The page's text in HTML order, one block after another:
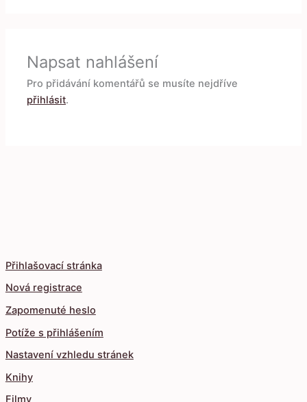
Přihlašovací stránka
Nová registrace
Zapomenuté heslo
Potíže s přihlášením
Nastavení vzhledu stránek
Knihy
Napsat nahlášení
Pro přidávání komentářů se musíte nejdříve
přihlásit.